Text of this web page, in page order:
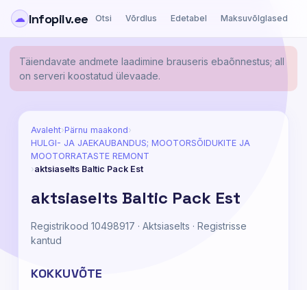
☁ Infopilv.ee Otsi Võrdlus Edetabel Maksuvõlglased
Täiendavate andmete laadimine brauseris ebaõnnestus; all
on serveri koostatud ülevaade.
Avaleht›Pärnu maakond›
HULGI- JA JAEKAUBANDUS; MOOTORSÕIDUKITE JA
MOOTORRATASTE REMONT
›aktsiaselts Baltic Pack Est
aktsiaselts Baltic Pack Est
Registrikood 10498917 · Aktsiaselts · Registrisse
kantud
KOKKUVÕTE